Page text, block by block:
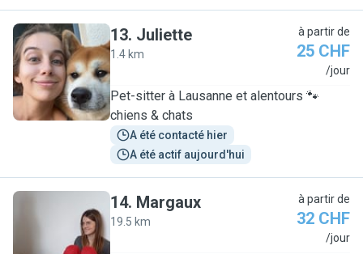
J
13. Juliette
1.4 km
à partir de
25 CHF
/jour
Pet-sitter à Lausanne et alentours 🐾
chiens & chats
A été contacté hier
A été actif aujourd'hui
M
14. Margaux
19.5 km
à partir de
32 CHF
/jour